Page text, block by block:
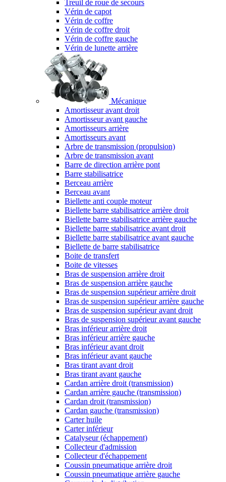
Treuil de roue de secours
Vérin de capot
Vérin de coffre
Vérin de coffre droit
Vérin de coffre gauche
Vérin de lunette arrière
Mécanique
Amortisseur avant droit
Amortisseur avant gauche
Amortisseurs arrière
Amortisseurs avant
Arbre de transmission (propulsion)
Arbre de transmission avant
Barre de direction arrière pont
Barre stabilisatrice
Berceau arrière
Berceau avant
Biellette anti couple moteur
Biellette barre stabilisatrice arrière droit
Biellette barre stabilisatrice arrière gauche
Biellette barre stabilisatrice avant droit
Biellette barre stabilisatrice avant gauche
Biellette de barre stabilisatrice
Boite de transfert
Boite de vitesses
Bras de suspension arrière droit
Bras de suspension arrière gauche
Bras de suspension supérieur arrière droit
Bras de suspension supérieur arrière gauche
Bras de suspension supérieur avant droit
Bras de suspension supérieur avant gauche
Bras inférieur arrière droit
Bras inférieur arrière gauche
Bras inférieur avant droit
Bras inférieur avant gauche
Bras tirant avant droit
Bras tirant avant gauche
Cardan arrière droit (transmission)
Cardan arrière gauche (transmission)
Cardan droit (transmission)
Cardan gauche (transmission)
Carter huile
Carter inférieur
Catalyseur (échappement)
Collecteur d'admission
Collecteur d'échappement
Coussin pneumatique arrière droit
Coussin pneumatique arrière gauche